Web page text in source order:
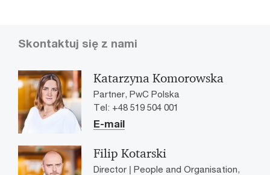
Skontaktuj się z nami
Katarzyna Komorowska
Partner, PwC Polska
Tel: +48 519 504 001
E-mail
Filip Kotarski
Director | People and Organisation,